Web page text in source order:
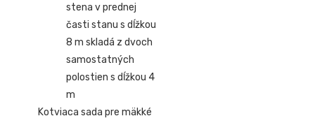
stena v prednej
časti stanu s dĺžkou
8 m skladá z dvoch
samostatných
polostien s dĺžkou 4
m
Kotviaca sada pre mäkké